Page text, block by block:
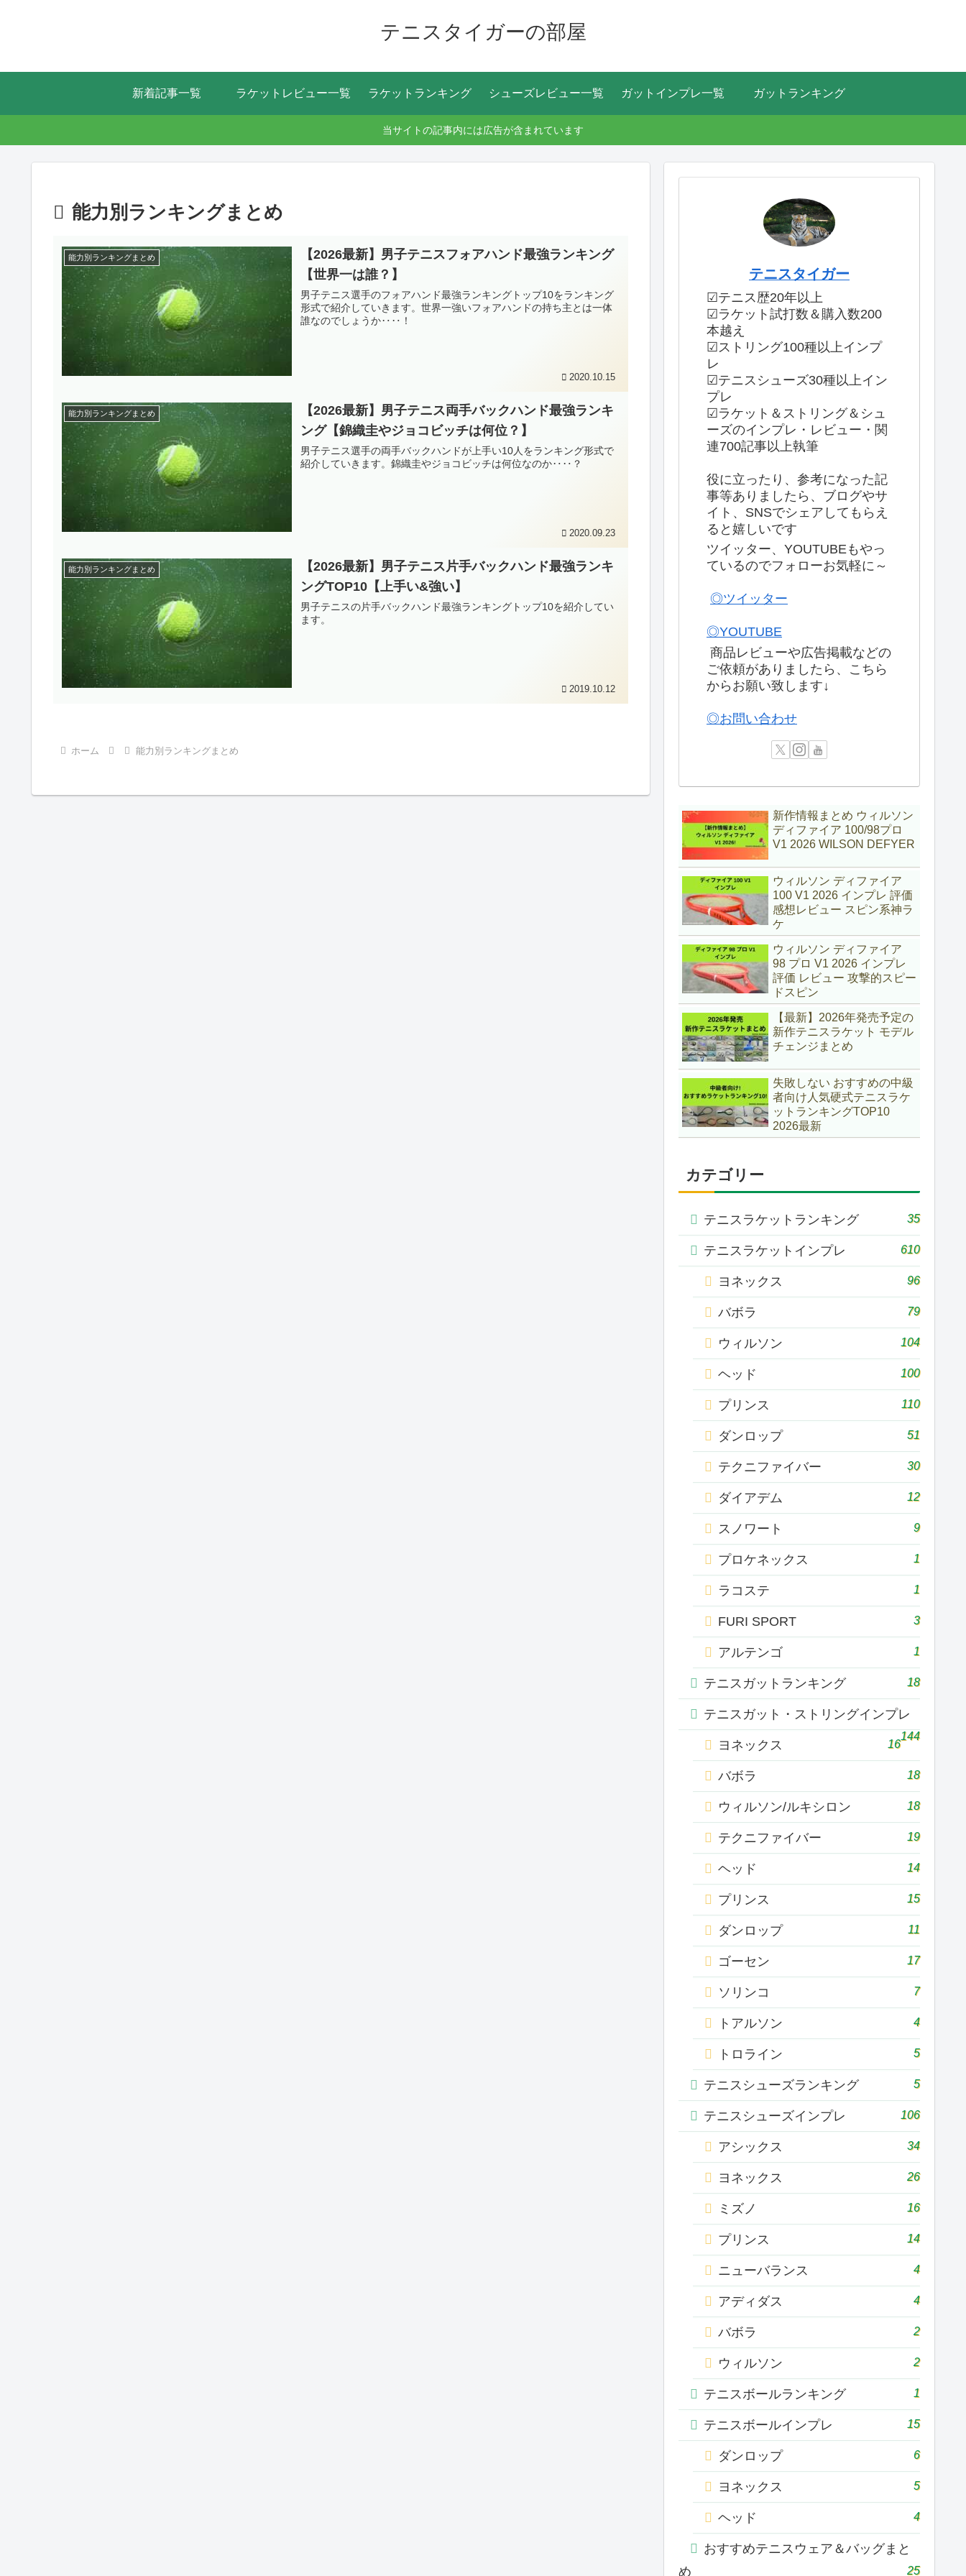
テニスタイガーの部屋
新着記事一覧 ラケットレビュー一覧 ラケットランキング シューズレビュー一覧 ガットインプレ一覧 ガットランキング
当サイトの記事内には広告が含まれています
能力別ランキングまとめ
能力別ランキングまとめ
【2026最新】男子テニスフォアハンド最強ランキング
【世界一は誰？】
男子テニス選手のフォアハンド最強ランキングトップ10をランキング
形式で紹介していきます。世界一強いフォアハンドの持ち主とは一体
誰なのでしょうか‥‥！
2020.10.15
能力別ランキングまとめ
【2026最新】男子テニス両手バックハンド最強ランキ
ング【錦織圭やジョコビッチは何位？】
男子テニス選手の両手バックハンドが上手い10人をランキング形式で
紹介していきます。錦織圭やジョコビッチは何位なのか‥‥？
2020.09.23
能力別ランキングまとめ
【2026最新】男子テニス片手バックハンド最強ランキ
ングTOP10【上手い&強い】
男子テニスの片手バックハンド最強ランキングトップ10を紹介してい
ます。
2019.10.12
ホーム 能力別ランキングまとめ
テニスタイガー
☑テニス歴20年以上
☑ラケット試打数＆購入数200
本越え
☑ストリング100種以上インプ
レ
☑テニスシューズ30種以上イン
プレ
☑ラケット＆ストリング＆シュ
ーズのインプレ・レビュー・関
連700記事以上執筆
役に立ったり、参考になった記
事等ありましたら、ブログやサ
イト、SNSでシェアしてもらえ
ると嬉しいです
ツイッター、YOUTUBEもやっ
ているのでフォローお気軽に～
◎ツイッター
◎YOUTUBE
商品レビューや広告掲載などの
ご依頼がありましたら、こちら
からお願い致します↓
◎お問い合わせ
新作情報まとめ ウィルソン
ディファイア 100/98プロ
V1 2026 WILSON DEFYER
ウィルソン ディファイア
100 V1 2026 インプレ 評価
感想レビュー スピン系神ラ
ケ
ウィルソン ディファイア
98 プロ V1 2026 インプレ
評価 レビュー 攻撃的スピー
ドスピン
【最新】2026年発売予定の
新作テニスラケット モデル
チェンジまとめ
失敗しない おすすめの中級
者向け人気硬式テニスラケ
ットランキングTOP10
2026最新
カテゴリー
テニスラケットランキング 35
テニスラケットインプレ 610
ヨネックス 96
バボラ 79
ウィルソン 104
ヘッド 100
プリンス 110
ダンロップ 51
テクニファイバー 30
ダイアデム 12
スノワート 9
プロケネックス 1
ラコステ 1
FURI SPORT 3
アルテンゴ 1
テニスガットランキング 18
テニスガット・ストリングインプレ
144
ヨネックス 16
バボラ 18
ウィルソン/ルキシロン 18
テクニファイバー 19
ヘッド 14
プリンス 15
ダンロップ 11
ゴーセン 17
ソリンコ 7
トアルソン 4
トロライン 5
テニスシューズランキング 5
テニスシューズインプレ 106
アシックス 34
ヨネックス 26
ミズノ 16
プリンス 14
ニューバランス 4
アディダス 4
バボラ 2
ウィルソン 2
テニスボールランキング 1
テニスボールインプレ 15
ダンロップ 6
ヨネックス 5
ヘッド 4
おすすめテニスウェア＆バッグまと
め
25